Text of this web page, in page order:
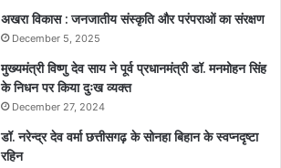
अखरा विकास : जनजातीय संस्कृति और परंपराओं का संरक्षण
December 5, 2025
मुख्यमंत्री विष्णु देव साय ने पूर्व प्रधानमंत्री डॉ. मनमोहन सिंह
के निधन पर किया दुःख व्यक्त
December 27, 2024
डॉ. नरेन्द्र देव वर्मा छत्तीसगढ़ के सोनहा बिहान के स्वप्नदृष्टा
रहिन